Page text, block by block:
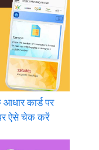
कार्ड पर
ऐसे चेक करें